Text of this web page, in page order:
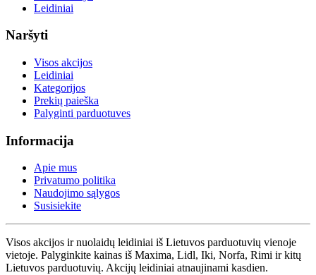
Leidiniai
Naršyti
Visos akcijos
Leidiniai
Kategorijos
Prekių paieška
Palyginti parduotuves
Informacija
Apie mus
Privatumo politika
Naudojimo sąlygos
Susisiekite
Visos akcijos ir nuolaidų leidiniai iš Lietuvos parduotuvių vienoje
vietoje. Palyginkite kainas iš Maxima, Lidl, Iki, Norfa, Rimi ir kitų
Lietuvos parduotuvių. Akcijų leidiniai atnaujinami kasdien.